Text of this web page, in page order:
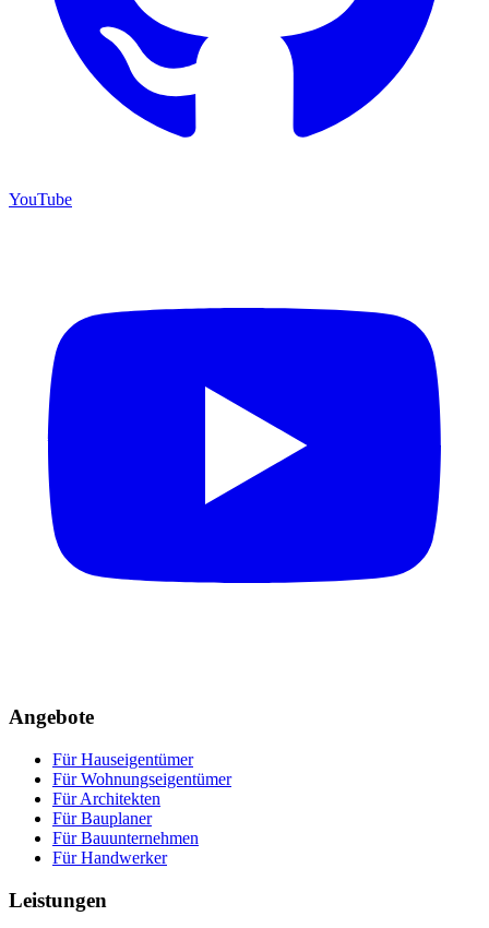
YouTube
Angebote
Für Hauseigentümer
Für Wohnungseigentümer
Für Architekten
Für Bauplaner
Für Bauunternehmen
Für Handwerker
Leistungen